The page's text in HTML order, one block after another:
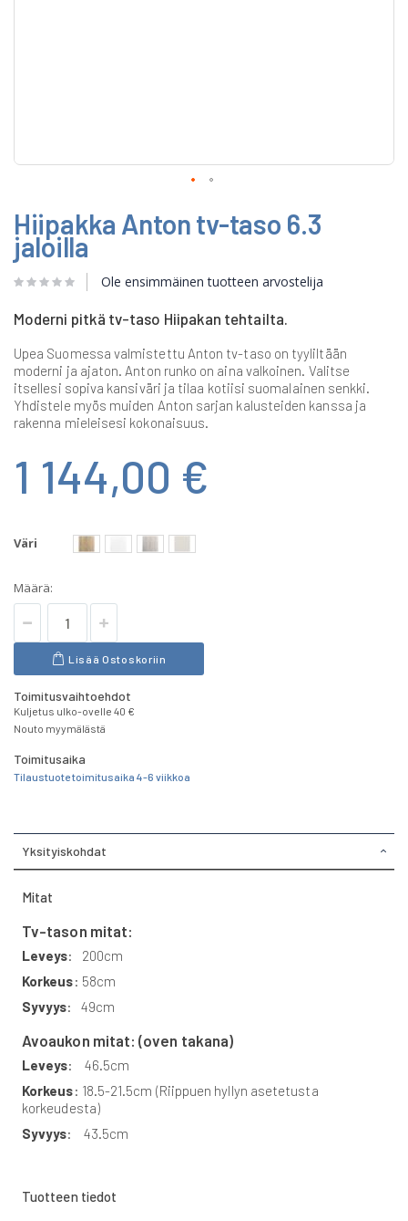
to
the
beginning
of
the
gallery
Hiipakka Anton tv-taso 6.3
jaloilla
Ole ensimmäinen tuotteen arvostelija
Moderni pitkä tv-taso Hiipakan tehtailta.
Upea Suomessa valmistettu Anton tv-taso on tyyliltään
moderni ja ajaton. Anton runko on aina valkoinen. Valitse
itsellesi sopiva kansiväri ja tilaa kotiisi suomalainen senkki.
Yhdistele myös muiden Anton sarjan kalusteiden kanssa ja
rakenna mieleisesi kokonaisuus.
1 144,00 €
Väri
Määrä:
Lisää Ostoskoriin
Toimitusvaihtoehdot
Kuljetus ulko-ovelle 40 €
Nouto myymälästä
Toimitusaika
Tilaustuote toimitusaika 4-6 viikkoa
Yksityiskohdat
Mitat
Tv-tason mitat:
Leveys: 200cm
Korkeus: 58cm
Syvyys: 49cm
Avoaukon mitat: (oven takana)
Leveys: 46.5cm
Korkeus: 18.5-21.5cm (Riippuen hyllyn asetetusta
korkeudesta)
Syvyys: 43.5cm
Tuotteen tiedot